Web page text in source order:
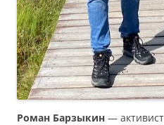
Роман Барзыкин —